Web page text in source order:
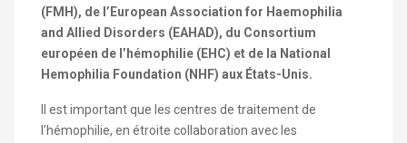
(FMH), de l’European Association for Haemophilia
and Allied Disorders (EAHAD), du Consortium
européen de l’hémophilie (EHC) et de la National
Hemophilia Foundation (NHF) aux États-Unis.
Il est important que les centres de traitement de
l’hémophilie, en étroite collaboration avec les